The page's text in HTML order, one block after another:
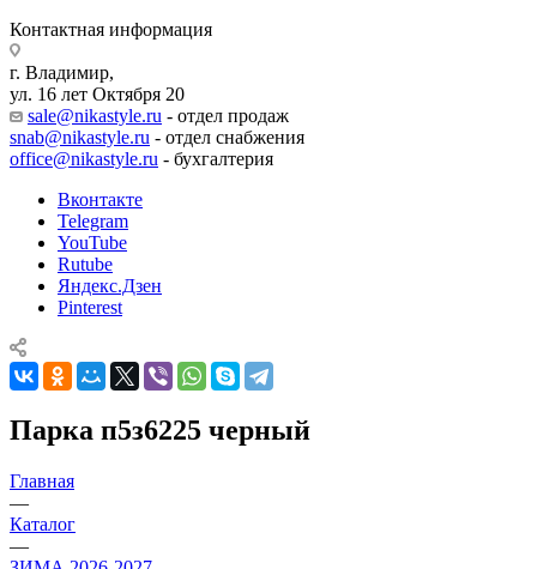
Контактная информация
г. Владимир,
ул. 16 лет Октября 20
sale@nikastyle.ru - отдел продаж
snab@nikastyle.ru - отдел снабжения
office@nikastyle.ru - бухгалтерия
Вконтакте
Telegram
YouTube
Rutube
Яндекс.Дзен
Pinterest
Парка п5з6225 черный
Главная
—
Каталог
—